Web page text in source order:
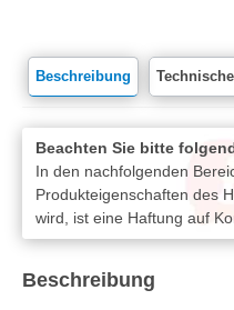
Beschreibung
Beachten Sie bitte
In den nachfolgenden
Produkteigenschaften des
wird, ist eine Haftung auf
Beschreibung